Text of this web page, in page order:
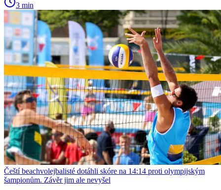
3 min
Čeští beachvolejbalisté dotáhli skóre na 14:14 proti olympijským
šampionům. Závěr jim ale nevyšel